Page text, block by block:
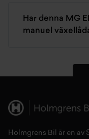
Har denna MG
manuel
Holmgrens Bil är en av